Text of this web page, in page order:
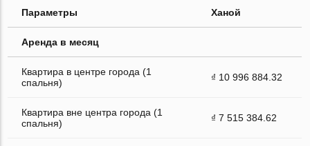
Параметры Ханой
Аренда в месяц
Квартира в центре города (1
спальня)
₫ 10 996 884.32
Квартира вне центра города (1
спальня)
₫ 7 515 384.62